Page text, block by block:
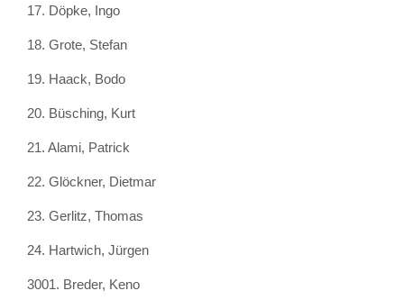
17. Döpke, Ingo
18. Grote, Stefan
19. Haack, Bodo
20. Büsching, Kurt
21. Alami, Patrick
22. Glöckner, Dietmar
23. Gerlitz, Thomas
24. Hartwich, Jürgen
3001. Breder, Keno